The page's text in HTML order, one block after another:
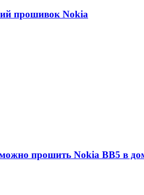
прошивок Nokia
прошить Nokia BB5 в